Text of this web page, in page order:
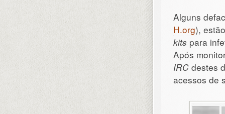
Alguns
H.org),
kits para
Após
IRC destes
acessos de